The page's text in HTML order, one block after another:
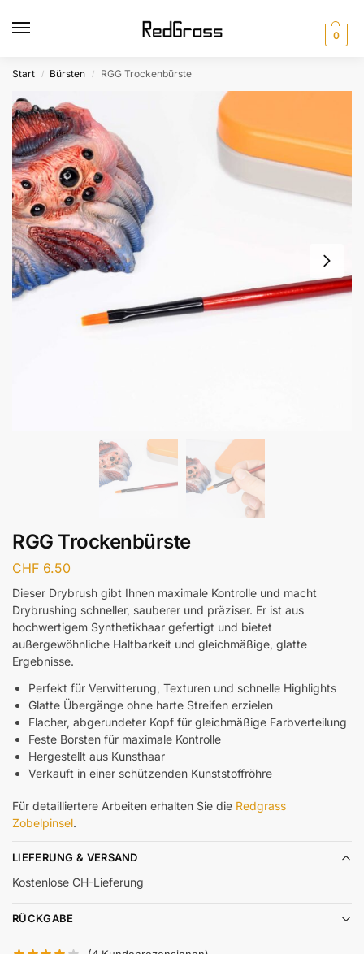
0
Start / Bürsten / RGG Trockenbürste
RGG Trockenbürste
CHF 6.50
Dieser Drybrush gibt Ihnen maximale Kontrolle und macht
Drybrushing schneller, sauberer und präziser. Er ist aus
hochwertigem Synthetikhaar gefertigt und bietet
außergewöhnliche Haltbarkeit und gleichmäßige, glatte
Ergebnisse.
Perfekt für Verwitterung, Texturen und schnelle Highlights
Glatte Übergänge ohne harte Streifen erzielen
Flacher, abgerundeter Kopf für gleichmäßige Farbverteilung
Feste Borsten für maximale Kontrolle
Hergestellt aus Kunsthaar
Verkauft in einer schützenden Kunststoffröhre
Für detailliertere Arbeiten erhalten Sie die Redgrass
Zobelpinsel.
LIEFERUNG & VERSAND
Kostenlose CH-Lieferung
RÜCKGABE